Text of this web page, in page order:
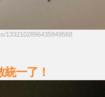
1332102896435949568
一了！